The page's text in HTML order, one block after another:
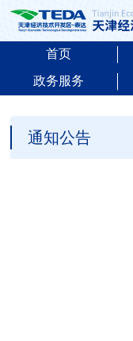
首页
政务服务
通知公告